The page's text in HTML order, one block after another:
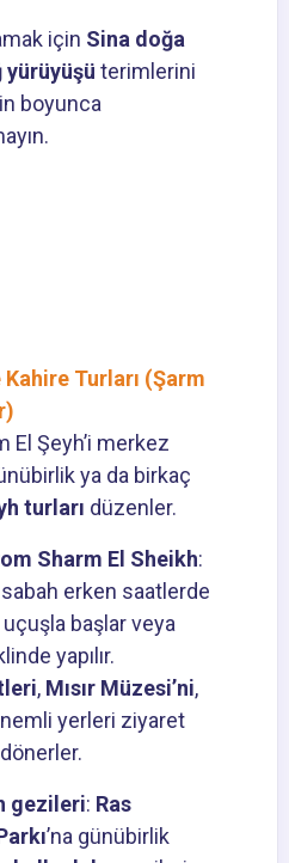
için Sina doğa
yürüyüşü terimlerini
boyunca
Kahire Turları (Şarm
El Şeyh’i merkez
ya da birkaç
turları düzenler.
Sharm El Sheikh:
erken saatlerde
uçuşla başlar veya
yapılır.
, Mısır Müzesi’ni,
yerleri ziyaret
gezileri: Ras
’na günübirlik